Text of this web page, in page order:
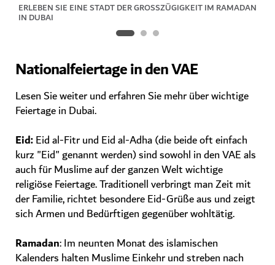
ERLEBEN SIE EINE STADT DER GROSSZÜGIGKEIT IM RAMADAN I
N DUBAI
Nationalfeiertage in den VAE
Lesen Sie weiter und erfahren Sie mehr über wichtige
Feiertage in Dubai.
Eid:Eid al-Fitr und Eid al-Adha (die beide oft einfach
kurz "Eid" genannt werden) sind sowohl in den VAE als
auch für Muslime auf der ganzen Welt wichtige
religiöse Feiertage. Traditionell verbringt man Zeit mit
der Familie, richtet besondere Eid-Grüße aus und zeigt
sich Armen und Bedürftigen gegenüber wohltätig.
Ramadan: Im neunten Monat des islamischen
Kalenders halten Muslime Einkehr und streben nach